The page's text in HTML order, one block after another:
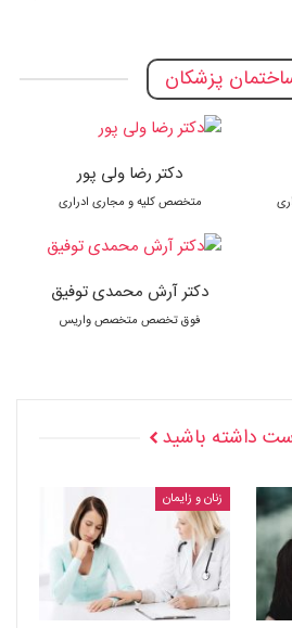
پزشکان
دکتر رضا ولی پور
متخصص کلیه و مجاری ادراری
دکتر آرش محمدی توفیق
فوق تخصص متخصص واریس
داشته باشید
زنان و زایمان